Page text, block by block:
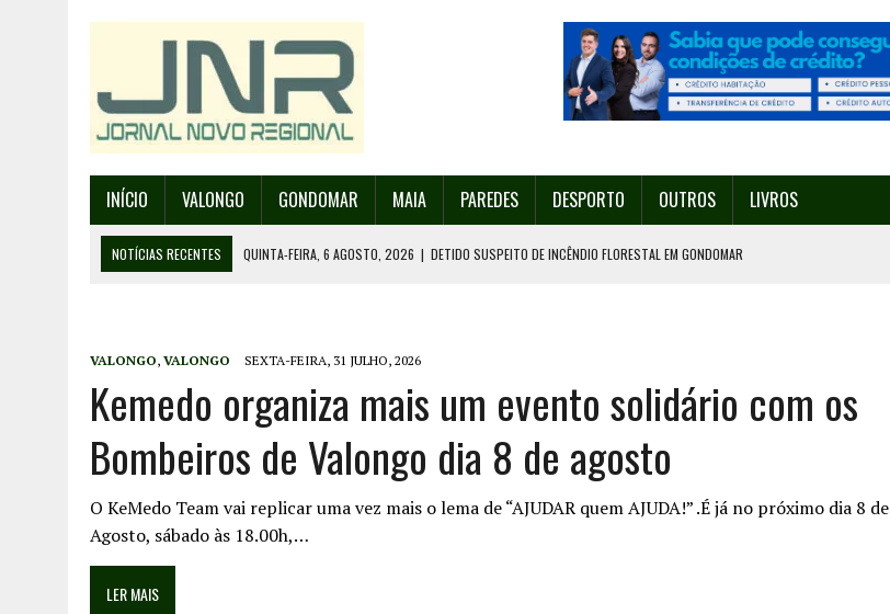
INÍCIO VALONGO GONDOMAR MAIA PAREDES DESPORTO OUTROS LIVROS
NOTÍCIAS RECENTES QUINTA-FEIRA, 6 AGOSTO, 2026 | DETIDO SUSPEITO DE INCÊNDIO FLORESTAL EM GONDOMAR
QUINTA-FEIRA, 6 AGOSTO, 2026 | INCÊNDIOS – FAFE: PJ DETÉM SUSPEITA DE ATEAR FOGO COM ISQUEIRO
SEXTA-FEIRA, 7 AGOSTO, 2026 | FESTAS DA CIDADE DE VALONGO E 13º ENCONTRO ASSOCIATIVO DE 14 A 17 DE AGOSTO
VALONGO, VALONGO SEXTA-FEIRA, 31 JULHO, 2026
Kemedo organiza mais um evento solidário com os
Bombeiros de Valongo dia 8 de agosto
O KeMedo Team vai replicar uma vez mais o lema de “AJUDAR quem AJUDA!” .É já no próximo dia 8 de
Agosto, sábado às 18.00h,…
LER MAIS